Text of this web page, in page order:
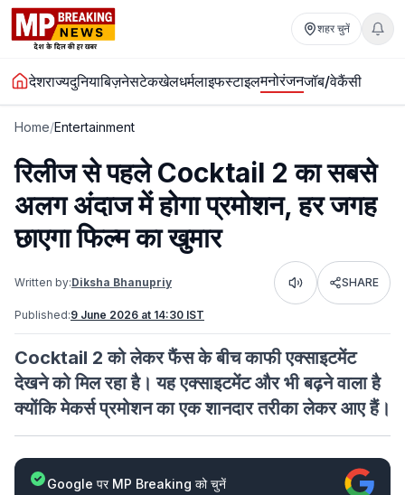
शहर चुनें
देशराज्यदुनियाबिज़नेसटेकखेलधर्मलाइफस्टाइलमनोरंजनजॉब/वेकैंसी
Home/Entertainment
रिलीज से पहले Cocktail 2 का सबसे
अलग अंदाज में होगा प्रमोशन, हर जगह
छाएगा फिल्म का खुमार
Written by:Diksha Bhanupriy Listen SHARE
Published:9 June 2026 at 14:30 IST
Cocktail 2 को लेकर फैंस के बीच काफी एक्साइटमेंट
देखने को मिल रहा है। यह एक्साइटमेंट और भी बढ़ने वाला है
क्योंकि मेकर्स प्रमोशन का एक शानदार तरीका लेकर आए हैं।
Google पर MP Breaking को चुनें